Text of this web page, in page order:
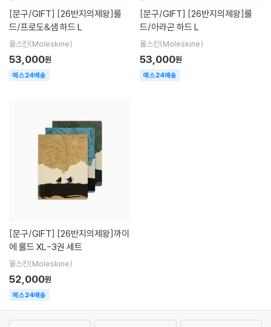
[문구/GIFT]
드/프로도&샘 하드 L
몰스킨(Moleskine)
53,000원
예스24배송
[문구/GIFT]
드/아라곤 하드 L
몰스킨(Moleskine)
53,000원
예스24배송
[문구/GIFT]
에 룰드 XL-3권 세트
몰스킨(Moleskine)
52,000원
예스24배송